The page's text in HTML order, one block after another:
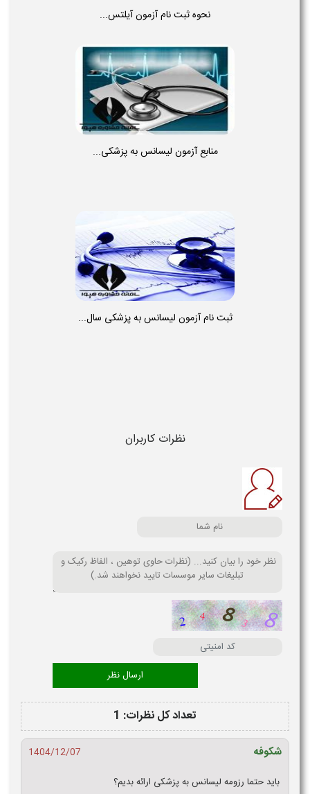
نحوه ثبت نام آزمون آیلتس...
منابع آزمون لیسانس به پزشکی...
ثبت نام آزمون لیسانس به پزشکی سال...
نظرات کاربران
تعداد کل نظرات: 1
شکوفه
1404/12/07
باید حتما رزومه لیسانس به پزشکی ارائه بدیم؟